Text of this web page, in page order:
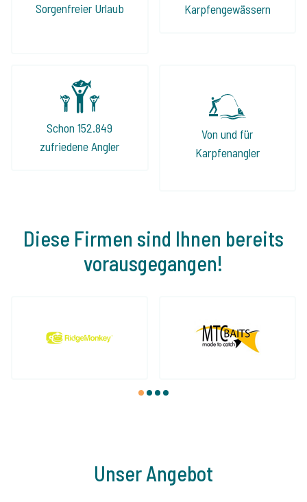
Sorgenfreier Urlaub
Karpfengewässern
Schon 152.849
zufriedene Angler
Von und für
Karpfenangler
Diese Firmen sind Ihnen bereits
vorausgegangen!
1 2 3 4
Unser Angebot